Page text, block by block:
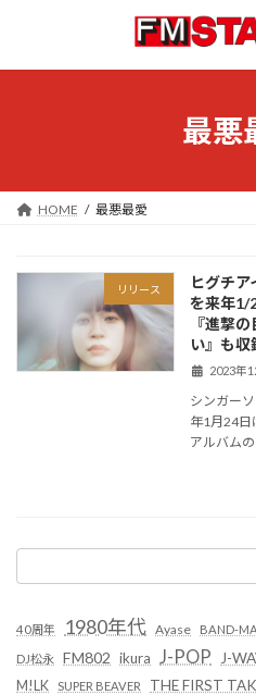
ン
ー
最悪
HOME 最悪最愛
リリース
ヒグチア
を来年1/
『進撃
い』も収
2023年
シンガー
年1月24日
アルバム
40周年 1980年代 Ayase BAND-
DJ松永 FM802 ikura J-POP J-
M!LK
SUPER BEAVER THE FIRST